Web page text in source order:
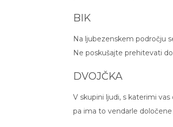
BIK
Na ljubezenskem področju
Ne poskušajte prehitevati
DVOJČKA
V skupini ljudi, s katerimi
pa ima to vendarle